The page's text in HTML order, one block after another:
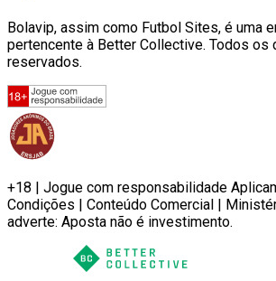
Bolavip, assim como Futbol Sites, é uma
pertencente à Better Collective. Todos os
reservados.
+18 | Jogue com responsabilidade
Condições | Conteúdo Comercial |
adverte: Aposta não é investimento.